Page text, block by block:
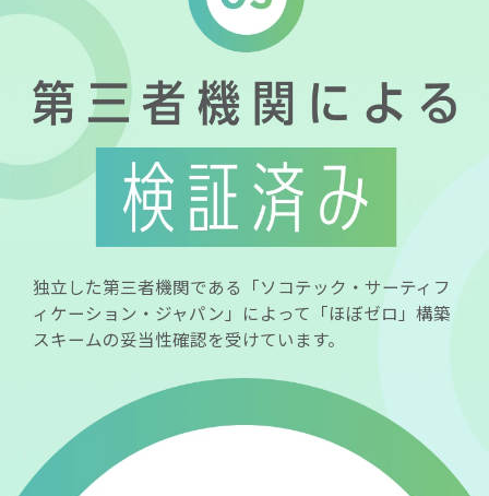
独立した第三者機関である「ソコテック・サーティフ
ィケーション・ジャパン」によって「ほぼゼロ」構築
スキームの妥当性確認を受けています。